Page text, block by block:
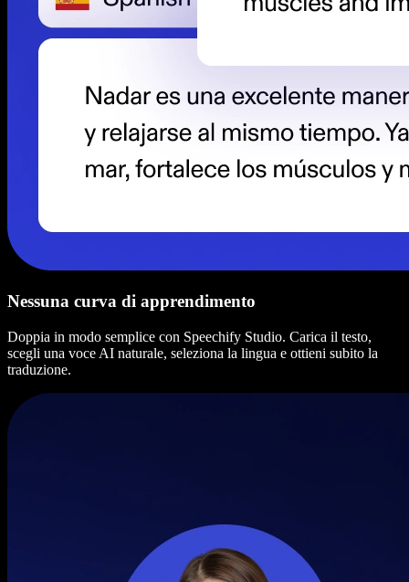
Nessuna curva di apprendimento
Doppia in modo semplice con Speechify Studio. Carica il testo,
scegli una voce AI naturale, seleziona la lingua e ottieni subito la
traduzione.